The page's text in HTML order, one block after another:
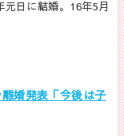
日に結婚。16年5月
婚発表「今後は子